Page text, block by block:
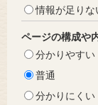
情報が足りな
ページの構成や
分かりやすい
普通
分かりにくい